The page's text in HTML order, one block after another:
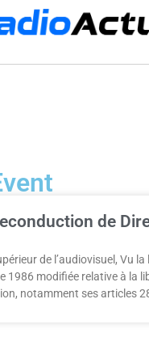
de
de l’audiovisuel, Vu
1986 modifiée relative à la
notamment ses articles